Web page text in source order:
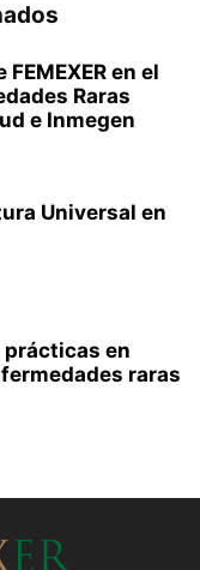
en el
Raras
e Inmegen
Universal en
prácticas en
raras